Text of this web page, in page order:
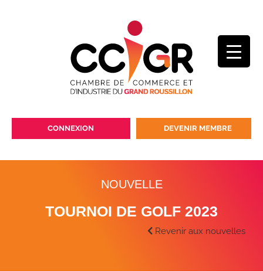
CONNEXION DEVENIR MEMBRE
NOUVELLE
TOURNOI DE GOLF 2023
Revenir aux nouvelles